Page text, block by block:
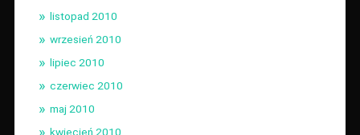
listopad 2010
wrzesień 2010
lipiec 2010
czerwiec 2010
maj 2010
kwiecień 2010